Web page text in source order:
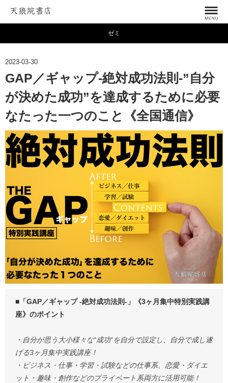
ゼミ
2023-03-30
GAP／ギャップ-絶対成功法則-”自分
が決めた成功”を達成するために必要
なたった一つのこと《全国通信》
■「GAP／ギャップ -絶対成功法則-」《3ヶ月集中特別実践講
座》のポイント
・自分が思う大小様々な“成功“を自分で設定し、自分で成し遂
げる3ヶ月集中実践講座！
・ビジネス・仕事・学習・試験などの仕事系、恋愛・ダイエ
ット・趣味・創作などのプライベート系両方に活用可能！